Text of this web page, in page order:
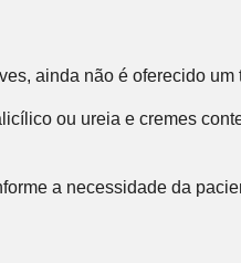
ainda não é oferecido um
ou ureia e cremes
a necessidade da